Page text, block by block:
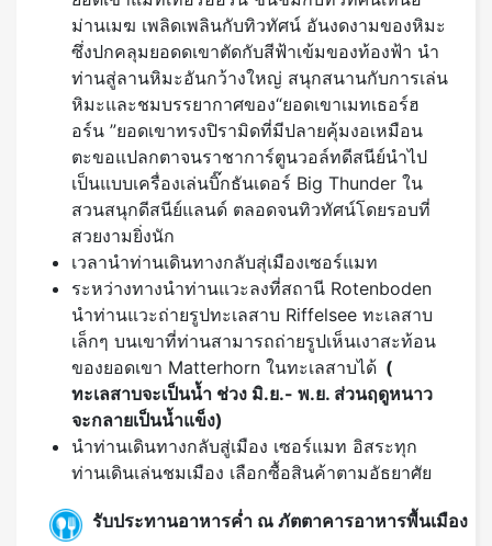
ม่านเมฆ เพลิดเพลินกับทิวทัศน์ อันงดงามของหิมะ
ซึ่งปกคลุมยอดดเขาตัดกับสีฟ้าเข้มของท้องฟ้า นํา
ท่านสู่ลานหิมะอันกว้างใหญ่ สนุกสนานกับการเล่น
หิมะและชมบรรยากาศของ“ยอดเขาเมทเธอร์ฮ
อร์น ”ยอดเขาทรงปิรามิดที่มีปลายคุ้มงอเหมือน
ตะขอแปลกตาจนราชาการ์ตูนวอล์ทดีสนีย์นําไป
เป็นแบบเครื่องเล่นบิ๊กธันเดอร์ Big Thunder ใน
สวนสนุกดีสนีย์แลนด์ ตลอดจนทิวทัศน์โดยรอบที่
สวยงามยิ่งนัก
เวลานำท่านเดินทางกลับสุ่เมืองเซอร์แมท
ระหว่างทางนำท่านแวะลงที่สถานี Rotenboden
นำท่านแวะถ่ายรูปทะเลสาบ Riffelsee ทะเลสาบ
เล็กๆ บนเขาที่ท่านสามารถถ่ายรูปเห็นเงาสะท้อน
ของยอดเขา Matterhorn ในทะเลสาบได้ (
ทะเลสาบจะเป็นน้ำ ช่วง มิ.ย.- พ.ย. ส่วนฤดูหนาว
จะกลายเป็นน้ำแข็ง)
นำท่านเดินทางกลับสู่เมือง เซอร์แมท อิสระทุก
ท่านเดินเล่นชมเมือง เลือกซื้อสินค้าตามอัธยาศัย
รับประทานอาหารค่ำ ณ ภัตตาคารอาหารพื้นเมือง